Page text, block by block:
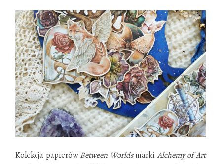
Kolekcja papierówBetween Worldsmarki Alchemy of Art